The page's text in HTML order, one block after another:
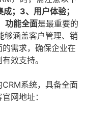
；3、用户体验；
功能全面是最重要的
够涵盖客户管理、销
需求，确保企业在
效支持。
系统，具备全面
网地址：